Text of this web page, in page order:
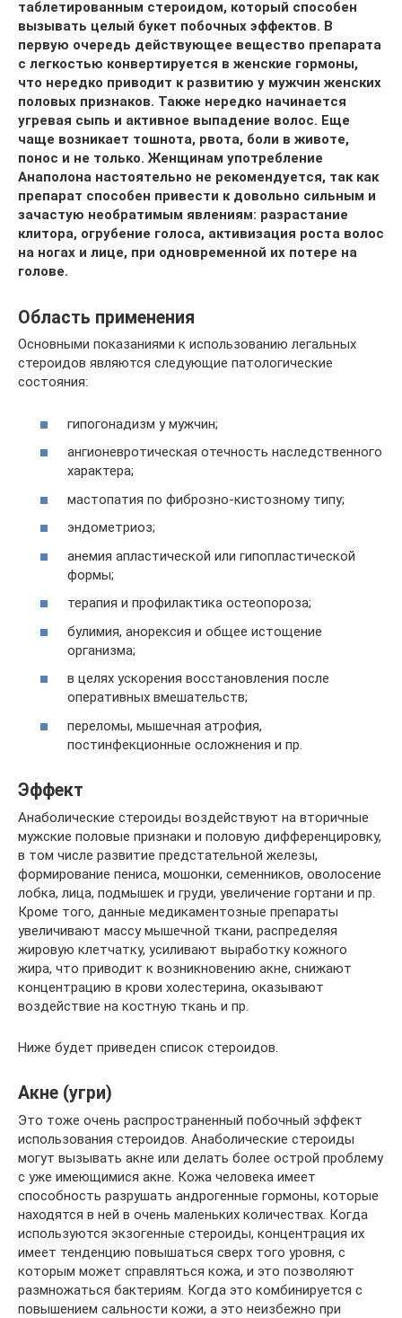
таблетированным стероидом, который способен
вызывать целый букет побочных эффектов. В
первую очередь действующее вещество препарата
с легкостью конвертируется в женские гормоны,
что нередко приводит к развитию у мужчин женских
половых признаков. Также нередко начинается
угревая сыпь и активное выпадение волос. Еще
чаще возникает тошнота, рвота, боли в животе,
понос и не только. Женщинам употребление
Анаполона настоятельно не рекомендуется, так как
препарат способен привести к довольно сильным и
зачастую необратимым явлениям: разрастание
клитора, огрубение голоса, активизация роста волос
на ногах и лице, при одновременной их потере на
голове.
Область применения
Основными показаниями к использованию легальных
стероидов являются следующие патологические
состояния:
гипогонадизм у мужчин;
ангионевротическая отечность наследственного
характера;
мастопатия по фиброзно-кистозному типу;
эндометриоз;
анемия апластической или гипопластической
формы;
терапия и профилактика остеопороза;
булимия, анорексия и общее истощение
организма;
в целях ускорения восстановления после
оперативных вмешательств;
переломы, мышечная атрофия,
постинфекционные осложнения и пр.
Эффект
Анаболические стероиды воздействуют на вторичные
мужские половые признаки и половую дифференцировку,
в том числе развитие предстательной железы,
формирование пениса, мошонки, семенников, оволосение
лобка, лица, подмышек и груди, увеличение гортани и пр.
Кроме того, данные медикаментозные препараты
увеличивают массу мышечной ткани, распределяя
жировую клетчатку, усиливают выработку кожного
жира, что приводит к возникновению акне, снижают
концентрацию в крови холестерина, оказывают
воздействие на костную ткань и пр.
Ниже будет приведен список стероидов.
Акне (угри)
Это тоже очень распространенный побочный эффект
использования стероидов. Анаболические стероиды
могут вызывать акне или делать более острой проблему
с уже имеющимися акне. Кожа человека имеет
способность разрушать андрогенные гормоны, которые
находятся в ней в очень маленьких количествах. Когда
используются экзогенные стероиды, концентрация их
имеет тенденцию повышаться сверх того уровня, с
которым может справляться кожа, и это позволяют
размножаться бактериям. Когда это комбинируется с
повышением сальности кожи, а это неизбежно при